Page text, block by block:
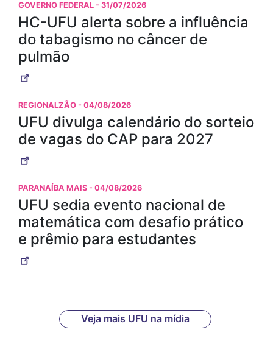
GOVERNO FEDERAL - 31/07/2026
HC-UFU alerta sobre a influência
do tabagismo no câncer de
pulmão
REGIONALZÃO - 04/08/2026
UFU divulga calendário do sorteio
de vagas do CAP para 2027
PARANAÍBA MAIS - 04/08/2026
UFU sedia evento nacional de
matemática com desafio prático
e prêmio para estudantes
Veja mais UFU na mídia